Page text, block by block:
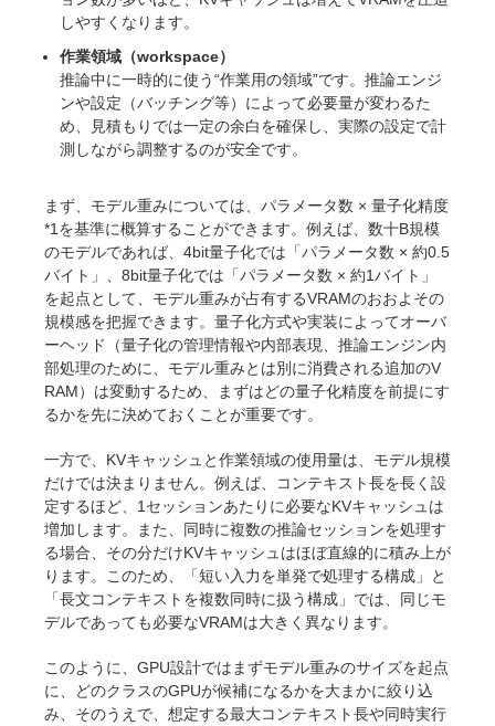
しやすくなります。
作業領域（workspace）
推論中に一時的に使う“作業用の領域”です。推論エンジ
ンや設定（バッチング等）によって必要量が変わるた
め、見積もりでは一定の余白を確保し、実際の設定で計
測しながら調整するのが安全です。
まず、モデル重みについては、パラメータ数 × 量子化精度
*1を基準に概算することができます。例えば、数十B規模
のモデルであれば、4bit量子化では「パラメータ数 × 約0.5
バイト」、8bit量子化では「パラメータ数 × 約1バイト」
を起点として、モデル重みが占有するVRAMのおおよその
規模感を把握できます。量子化方式や実装によってオーバ
ーヘッド（量子化の管理情報や内部表現、推論エンジン内
部処理のために、モデル重みとは別に消費される追加のV
RAM）は変動するため、まずはどの量子化精度を前提にす
るかを先に決めておくことが重要です。
一方で、KVキャッシュと作業領域の使用量は、モデル規模
だけでは決まりません。例えば、コンテキスト長を長く設
定するほど、1セッションあたりに必要なKVキャッシュは
増加します。また、同時に複数の推論セッションを処理す
る場合、その分だけKVキャッシュはほぼ直線的に積み上が
ります。このため、「短い入力を単発で処理する構成」と
「長文コンテキストを複数同時に扱う構成」では、同じモ
デルであっても必要なVRAMは大きく異なります。
このように、GPU設計ではまずモデル重みのサイズを起点
に、どのクラスのGPUが候補になるかを大まかに絞り込
み、そのうえで、想定する最大コンテキスト長や同時実行